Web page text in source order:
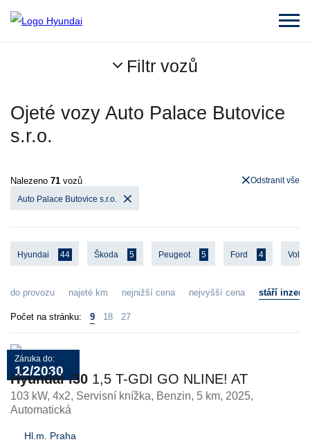
Filtr vozů
Ojeté vozy Auto Palace Butovice
s.r.o.
Nalezeno 71 vozů
Auto Palace Butovice s.r.o.
Odstranit vše
Hyundai 44 Škoda 5 Peugeot 5 Ford 4
do provozu najeté km nejnižší cena nejvyšší cena stáří
Počet na stránku: 9 18 27
Záruka do:
12/2030
Hyundai i30 1,5 T-GDI GO NLINE! AT
103 kW, 4x2, Servisní knížka, Benzin, 5 km, 2025,
Automatická
Hl.m. Praha